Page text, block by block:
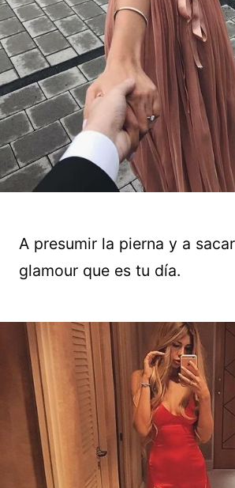
A presumir la pierna y a
glamour que es tu día.